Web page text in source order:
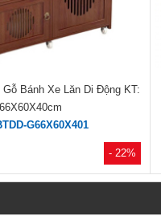
- 22%
Bánh Xe Lăn Di Động KT:
66X60X40cm
G66X60X401